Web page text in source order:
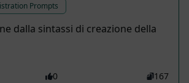
Prompts
dalla sintassi di creazione della
0 167